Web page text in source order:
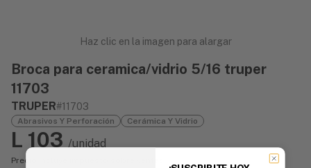
Haz clic en la imagen para alargar
Broca para ceramica/vidrio 5/16 truper
11703
TRUPER#11703
Abrasivos Y Perforación Cerámica Y Vidrio
L 103 /unidad
Precio incluye impuesto sobre ventas